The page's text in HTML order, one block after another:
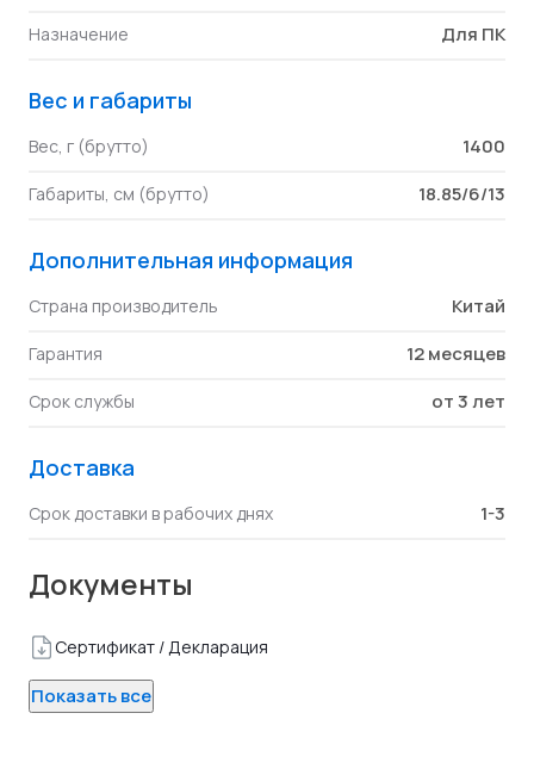
Назначение Для ПК
Вес и габариты
Вес, г (брутто) 1400
Габариты, см (брутто) 18.85/6/13
Дополнительная информация
Страна производитель Китай
Гарантия 12 месяцев
Срок службы от 3 лет
Доставка
Срок доставки в рабочих днях 1-3
Документы
Сертификат / Декларация
Показать все